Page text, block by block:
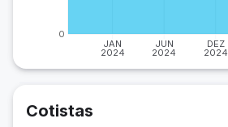
JAN
2024
JUN
2024
DEZ
2024
0
Cotistas